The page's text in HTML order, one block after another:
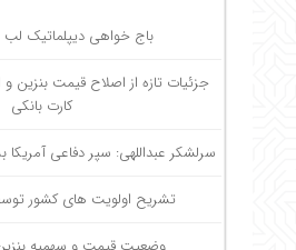
باج خواهی دیپلماتیک
جزئیات تازه از اصلاح قیمت
کارت بانکی
سرلشکر عبداللهی: سپر دفاعی
تشریح اولویت های کشور